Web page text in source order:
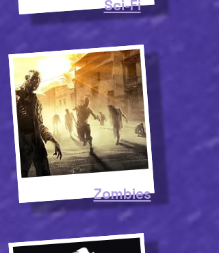
Sci-Fi
Zombies